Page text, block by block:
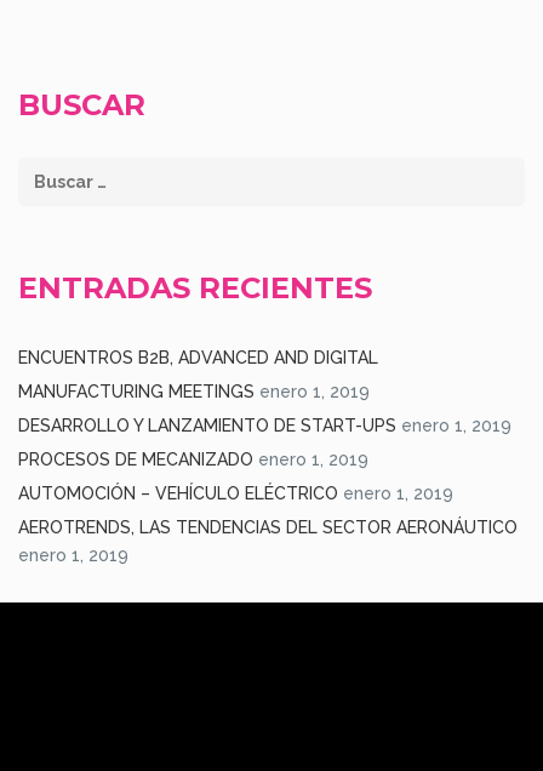
BUSCAR
ENTRADAS RECIENTES
ENCUENTROS B2B, ADVANCED AND DIGITAL
MANUFACTURING MEETINGS enero 1, 2019
DESARROLLO Y LANZAMIENTO DE START-UPS enero 1, 2019
PROCESOS DE MECANIZADO enero 1, 2019
AUTOMOCIÓN – VEHÍCULO ELÉCTRICO enero 1, 2019
AEROTRENDS, LAS TENDENCIAS DEL SECTOR AERONÁUTICO
enero 1, 2019